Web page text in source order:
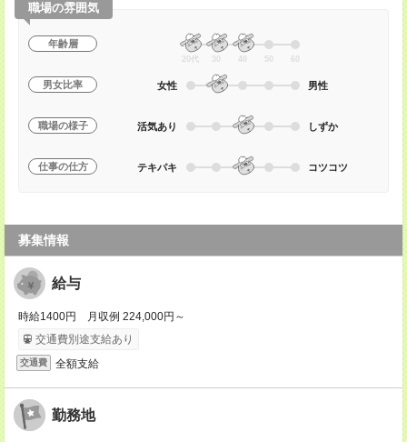
職場の雰囲気
年齢層
20代 30 40 50 60
男女比率 女性 男性
職場の様子 活気あり しずか
仕事の仕方 テキパキ コツコツ
募集情報
給与
時給1400円 月収例 224,000円～
交通費別途支給あり
交通費 全額支給
勤務地